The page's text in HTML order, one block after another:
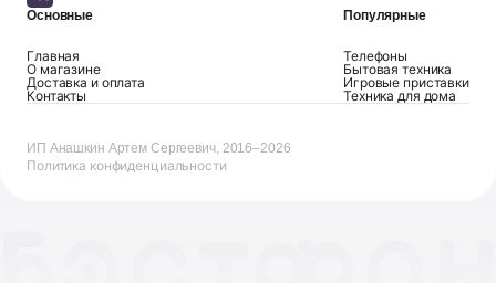
Основные
Главная
О магазине
Доставка и оплата
Контакты
Популярные
Телефоны
Бытовая техника
Игровые приставки
Техника для дома
ИП Анашкин Артем Сергеевич, 2016–2026
Политика конфиденциальности